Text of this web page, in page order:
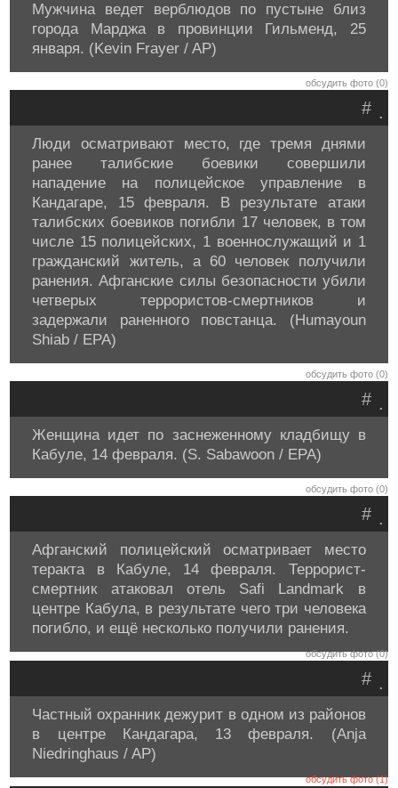
Мужчина ведет верблюдов по пустыне близ
города Марджа в провинции Гильменд, 25
января. (Kevin Frayer / AP)
обсудить фото (0)
.
#
Люди осматривают место, где тремя днями
ранее талибские боевики совершили
нападение на полицейское управление в
Кандагаре, 15 февраля. В результате атаки
талибских боевиков погибли 17 человек, в том
числе 15 полицейских, 1 военнослужащий и 1
гражданский житель, а 60 человек получили
ранения. Афганские силы безопасности убили
четверых террористов-смертников и
задержали раненного повстанца. (Humayoun
Shiab / EPA)
обсудить фото (0)
.
#
Женщина идет по заснеженному кладбищу в
Кабуле, 14 февраля. (S. Sabawoon / EPA)
обсудить фото (0)
.
#
Афганский полицейский осматривает место
теракта в Кабуле, 14 февраля. Террорист-
смертник атаковал отель Safi Landmark в
центре Кабула, в результате чего три человека
погибло, и ещё несколько получили ранения.
обсудить фото (0)
.
#
Частный охранник дежурит в одном из районов
в центре Кандагара, 13 февраля. (Anja
Niedringhaus / AP)
обсудить фото (1)